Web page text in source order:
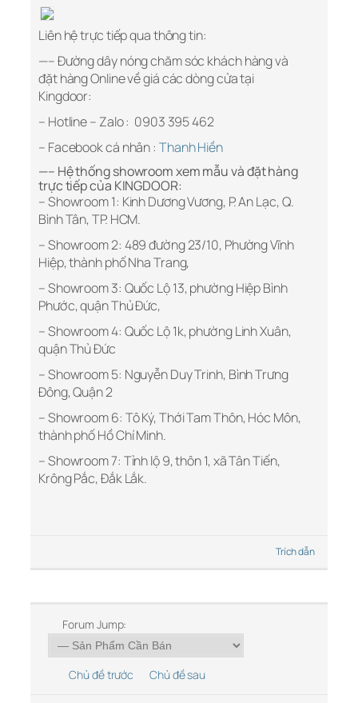
Liên hệ trực tiếp qua thông tin:
—– Đường dây nóng chăm sóc khách hàng và
đặt hàng Online về giá các dòng cửa tại
Kingdoor:
– Hotline – Zalo : 0903 395 462
– Facebook cá nhân : Thanh Hiền
—– Hệ thống showroom xem mẫu và đặt hàng
trực tiếp của KINGDOOR:
– Showroom 1: Kinh Dương Vương, P. An Lạc, Q.
Bình Tân, TP. HCM.
– Showroom 2: 489 đường 23/10, Phường Vĩnh
Hiệp, thành phố Nha Trang,
– Showroom 3: Quốc Lộ 13, phường Hiệp Bình
Phước, quận Thủ Đức,
– Showroom 4: Quốc Lộ 1k, phường Linh Xuân,
quận Thủ Đức
– Showroom 5: Nguyễn Duy Trinh, Bình Trưng
Đông, Quận 2
– Showroom 6: Tô Ký, Thới Tam Thôn, Hóc Môn,
thành phố Hồ Chí Minh.
– Showroom 7: Tỉnh lộ 9, thôn 1, xã Tân Tiến,
Krông Pắc, Đắk Lắk.
Trích dẫn
Forum Jump:
Chủ đề trước Chủ đề sau